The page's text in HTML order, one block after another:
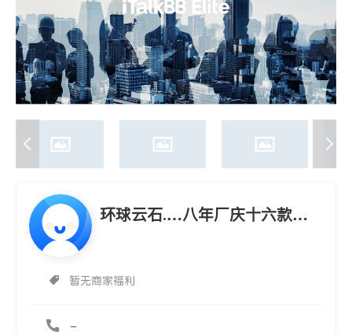
建筑装修
环球云石.…八年厂庆十六款台
暂无商家福利
-